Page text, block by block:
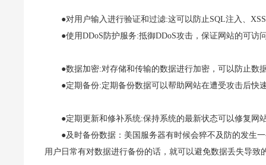
●对用户输入进行验证和过滤:这可以防止SQL注入、
●使用DDoS防护服务:抵御DDoS攻击，保证网站的可访
●数据加密:对存储和传输的数据进行加密，可以防止数
●定期备份:定期备份数据可以帮助网站在遭受攻击后快
●定期更新和修补系统:保持系统的最新状态可以修复网
●及时备份数据：美国服务器有时候会猝不及防的发生
用户日常有对数据进行备份的话，就可以避免数据丢失导